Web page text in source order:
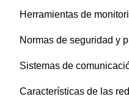
Herramientas de
Normas de seguridad y
Sistemas de
Características de las